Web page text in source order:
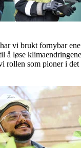
vi brukt fornybar
å løse
rollen som pioner i